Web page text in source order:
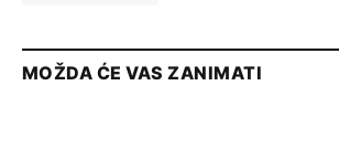
MOŽDA ĆE VAS ZANIMATI